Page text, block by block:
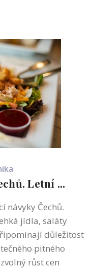
Letní ...
návyky Čechů.
jídla, saláty
důležitost
pitného
růst cen